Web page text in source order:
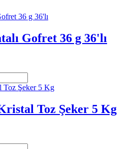
Gofret 36 g 36'lı
Toz Şeker 5 Kg